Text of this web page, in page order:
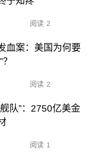
阅读 2
血案：美国为何要
阅读 2
队”：2750亿美金
阅读 1